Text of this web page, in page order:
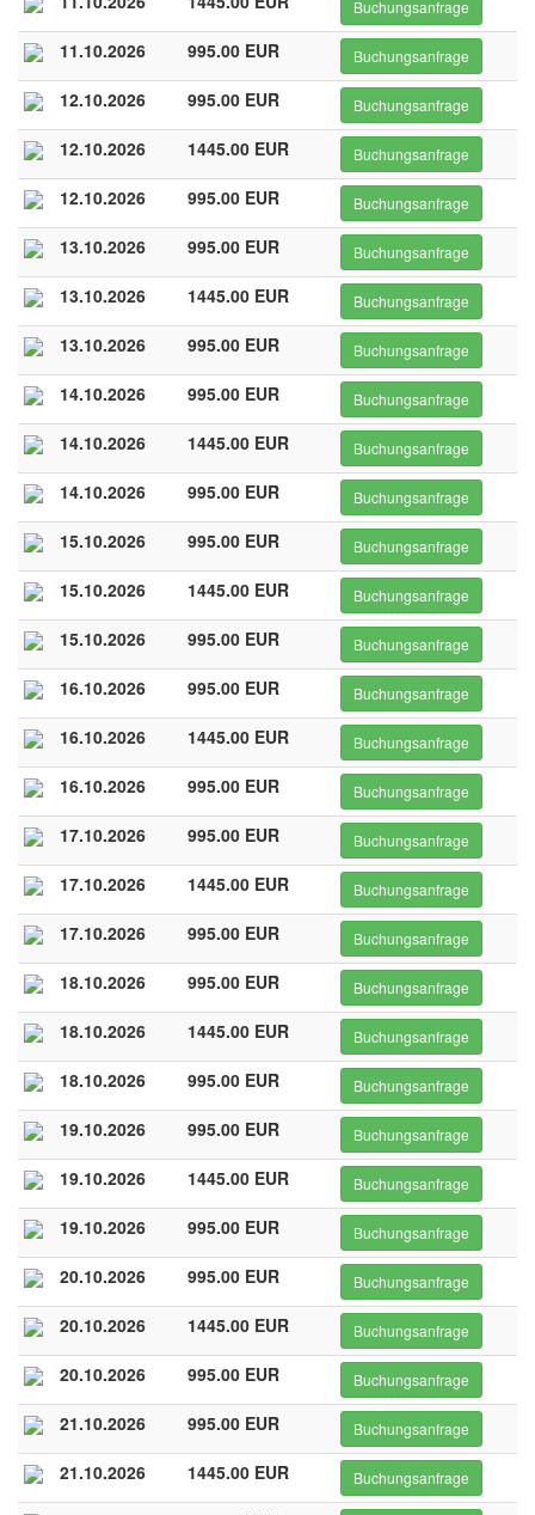
Buchungsanfrage
11.10.2026 995.00 EUR Buchungsanfrage
12.10.2026 995.00 EUR Buchungsanfrage
12.10.2026 1445.00 EUR Buchungsanfrage
12.10.2026 995.00 EUR Buchungsanfrage
13.10.2026 995.00 EUR Buchungsanfrage
13.10.2026 1445.00 EUR Buchungsanfrage
13.10.2026 995.00 EUR Buchungsanfrage
14.10.2026 995.00 EUR Buchungsanfrage
14.10.2026 1445.00 EUR Buchungsanfrage
14.10.2026 995.00 EUR Buchungsanfrage
15.10.2026 995.00 EUR Buchungsanfrage
15.10.2026 1445.00 EUR Buchungsanfrage
15.10.2026 995.00 EUR Buchungsanfrage
16.10.2026 995.00 EUR Buchungsanfrage
16.10.2026 1445.00 EUR Buchungsanfrage
16.10.2026 995.00 EUR Buchungsanfrage
17.10.2026 995.00 EUR Buchungsanfrage
17.10.2026 1445.00 EUR Buchungsanfrage
17.10.2026 995.00 EUR Buchungsanfrage
18.10.2026 995.00 EUR Buchungsanfrage
18.10.2026 1445.00 EUR Buchungsanfrage
18.10.2026 995.00 EUR Buchungsanfrage
19.10.2026 995.00 EUR Buchungsanfrage
19.10.2026 1445.00 EUR Buchungsanfrage
19.10.2026 995.00 EUR Buchungsanfrage
20.10.2026 995.00 EUR Buchungsanfrage
20.10.2026 1445.00 EUR Buchungsanfrage
20.10.2026 995.00 EUR Buchungsanfrage
21.10.2026 995.00 EUR Buchungsanfrage
21.10.2026 1445.00 EUR Buchungsanfrage